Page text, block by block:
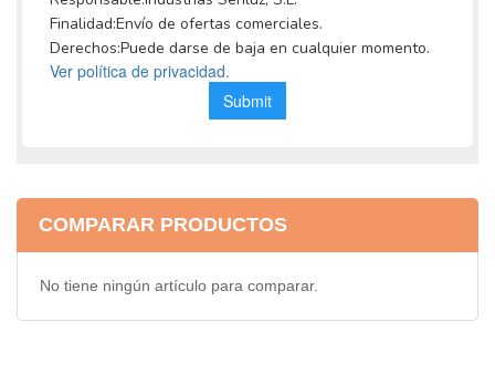
COMPARAR PRODUCTOS
No tiene ningún artículo para comparar.